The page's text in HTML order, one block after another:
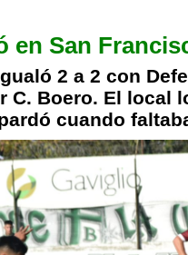
en San
2 a 2 con
C. Boero. El local
cuando